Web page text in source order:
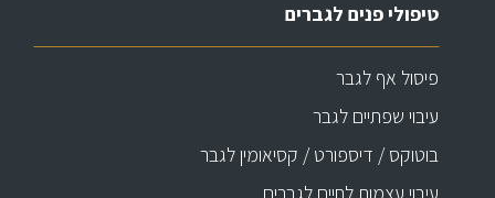
טיפולי פנים לגברים
פיסול אף לגבר
עיבוי שפתיים לגבר
בוטוקס / דיספורט / קסיאומין לגבר